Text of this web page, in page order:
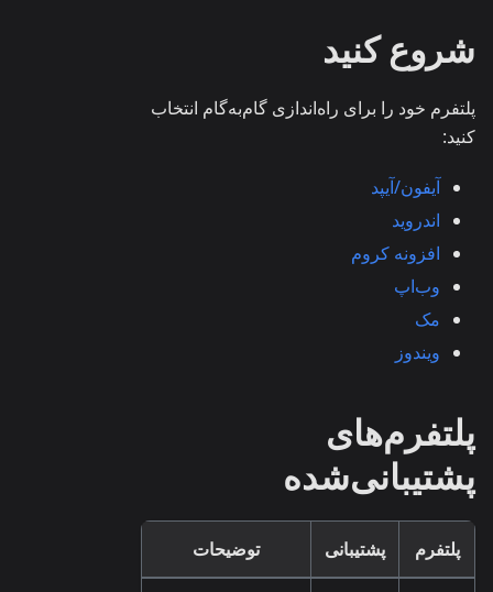
شروع کنید
پلتفرم خود را برای راه‌اندازی گام‌به‌گام انتخاب
کنید:
آیفون/آیپد
اندروید
افزونه کروم
وب‌اپ
مک
ویندوز
پلتفرم‌های
پشتیبانی‌شده
پلتفرم پشتیبانی توضیحات